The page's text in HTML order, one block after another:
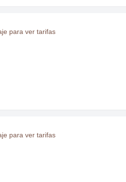
para ver tarifas
para ver tarifas